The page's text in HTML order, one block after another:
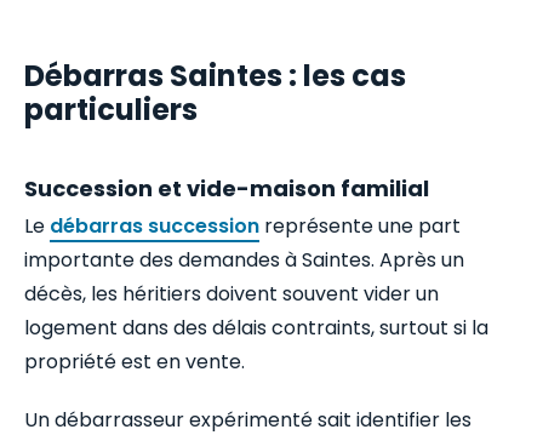
Débarras Saintes : les cas
particuliers
Succession et vide-maison familial
Le débarras succession représente une part
importante des demandes à Saintes. Après un
décès, les héritiers doivent souvent vider un
logement dans des délais contraints, surtout si la
propriété est en vente.
Un débarrasseur expérimenté sait identifier les